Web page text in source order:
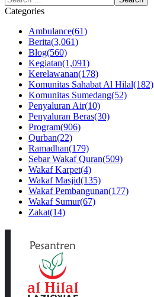
Categories
Ambulance(61)
Berita(3,061)
Blog(560)
Kegiatan(1,091)
Kerelawanan(178)
Komunitas Sahabat Al Hilal(182)
Komunitas Sumedang(52)
Penyaluran Air(10)
Penyaluran Beras(30)
Program(906)
Qurban(22)
Ramadhan(179)
Sebar Wakaf Quran(509)
Wakaf Karpet(4)
Wakaf Masjid(135)
Wakaf Pembangunan(177)
Wakaf Sumur(67)
Zakat(14)